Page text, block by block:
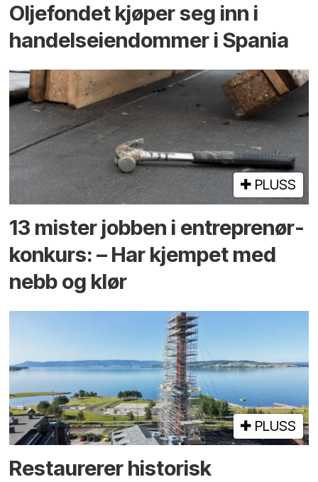
Oljefondet kjøper seg inn i
handels­eiendommer i Spania
PLUSS
13 mister jobben i entreprenør­
konkurs: – Har kjempet med
nebb og klør
PLUSS
Restaurerer historisk